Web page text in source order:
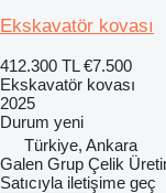
Ekskavatör kovası
412.300 TL €7.500
Ekskavatör kovası
2025
Durum yeni
Türkiye, Ankara
Galen Grup Çelik
Satıcıyla iletişime geç